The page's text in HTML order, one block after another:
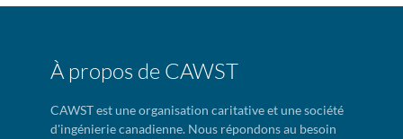
À propos de CAWST
CAWST est une organisation caritative et une société
d'ingénierie canadienne. Nous répondons au besoin